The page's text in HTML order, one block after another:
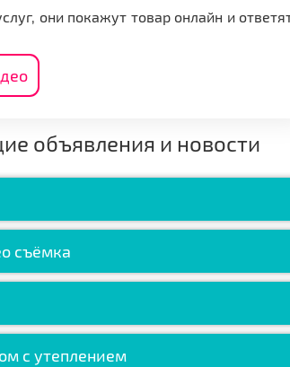
они покажут товар онлайн и
объявления и новости
съёмка
с утеплением